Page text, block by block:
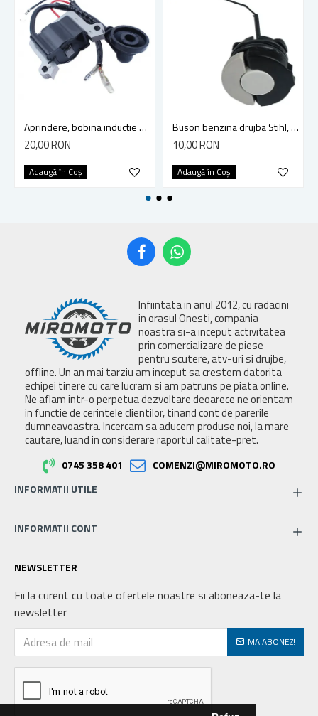
Aprindere, bobina inductie motocoasa chinezeasca TL43 TL 52, Ruris Dac 210, Dac 310
20,00 RON
Adaugă în Coş
Buson benzina drujba Stihl, model cu clapeta
10,00 RON
Adaugă în Coş
Infiintata in anul 2012, cu radacini
in orasul Onesti, compania
noastra si-a inceput activitatea
prin comercializare de piese
pentru scutere, atv-uri si drujbe,
offline. Un an mai tarziu am inceput sa crestem datorita
echipei tinere cu care lucram si am patruns pe piata online.
Ne aflam intr-o perpetua dezvoltare deoarece ne orientam
in functie de cerintele clientilor, tinand cont de parerile
dumneavoastra. Incercam sa aducem produse noi, la mare
cautare, luand in considerare raportul calitate-pret.
0745 358 401
COMENZI@MIROMOTO.RO
INFORMATII UTILE
INFORMATII CONT
NEWSLETTER
Fii la curent cu toate ofertele noastre si aboneaza-te la
newsletter
MA ABONEZ!